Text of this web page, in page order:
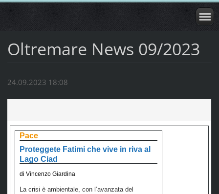
Oltremare News 09/2023
24.09.2023 18:08
Pace
Proteggete Fatimi che vive in riva al
Lago Ciad
di Vincenzo Giardina
La crisi è ambientale, con l’avanzata del